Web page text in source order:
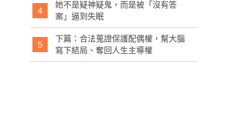
4
她不是疑神疑鬼，而是被「沒有答
案」逼到失眠
5
下篇：合法蒐證保護配偶權，幫大腦
寫下結局、奪回人生主導權